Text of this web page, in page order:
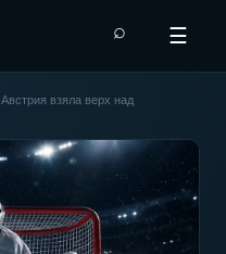
⌕ ☰
взяла верх над